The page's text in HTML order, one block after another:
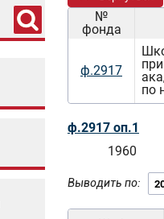
№
фонда
ф.2917
по
ф.2917 оп.1
1960
Выводить по: